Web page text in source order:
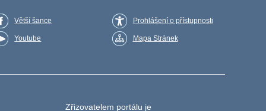
Větší šance
Youtube
Prohlášení o přístupnosti
Mapa Stránek
Zřizovatelem portálu je